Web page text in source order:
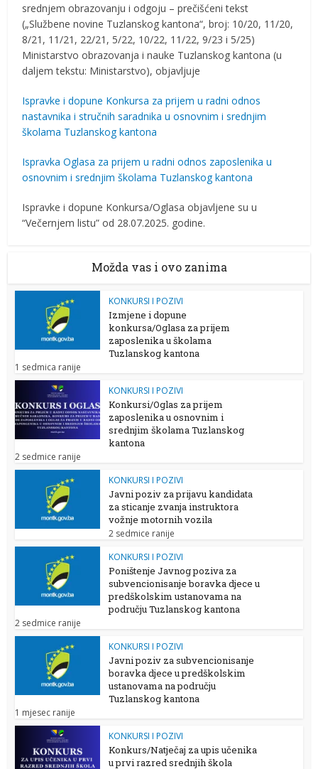
srednjem obrazovanju i odgoju – prečišćeni tekst
(„Službene novine Tuzlanskog kantona“, broj: 10/20, 11/20,
8/21, 11/21, 22/21, 5/22, 10/22, 11/22, 9/23 i 5/25)
Ministarstvo obrazovanja i nauke Tuzlanskog kantona (u
daljem tekstu: Ministarstvo), objavljuje
Ispravke i dopune Konkursa za prijem u radni odnos
nastavnika i stručnih saradnika u osnovnim i srednjim
školama Tuzlanskog kantona
Ispravka Oglasa za prijem u radni odnos zaposlenika u
osnovnim i srednjim školama Tuzlanskog kantona
Ispravke i dopune Konkursa/Oglasa objavljene su u
“Večernjem listu” od 28.07.2025. godine.
Možda vas i ovo zanima
KONKURSI I POZIVI
Izmjene i dopune
konkursa/Oglasa za prijem
zaposlenika u školama
Tuzlanskog kantona
1 sedmica ranije
KONKURSI I POZIVI
Konkursi/Oglas za prijem
zaposlenika u osnovnim i
srednjim školama Tuzlanskog
kantona
2 sedmice ranije
KONKURSI I POZIVI
Javni poziv za prijavu kandidata
za sticanje zvanja instruktora
vožnje motornih vozila
2 sedmice ranije
KONKURSI I POZIVI
Poništenje Javnog poziva za
subvencionisanje boravka djece u
predškolskim ustanovama na
području Tuzlanskog kantona
2 sedmice ranije
KONKURSI I POZIVI
Javni poziv za subvencionisanje
boravka djece u predškolskim
ustanovama na području
Tuzlanskog kantona
1 mjesec ranije
KONKURSI I POZIVI
Konkurs/Natječaj za upis učenika
u prvi razred srednjih škola